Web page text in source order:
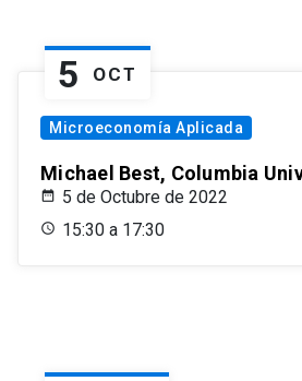
5 OCT
Microeconomía Aplicada
Michael Best, Columbia
5 de Octubre de 2022
15:30 a 17:30